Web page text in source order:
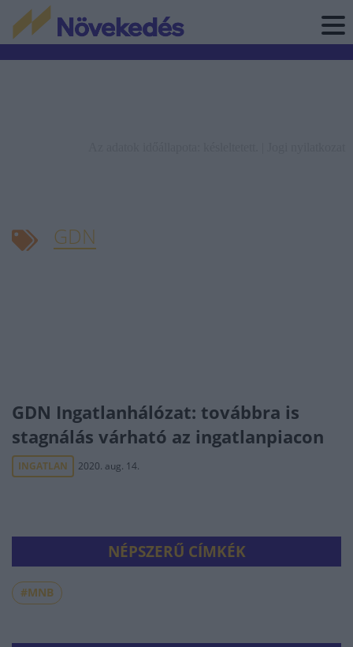
GDN
GDN Ingatlanhálózat: továbbra is
stagnálás várható az ingatlanpiacon
INGATLAN 2020. aug. 14.
NÉPSZERŰ CÍMKÉK
#MNB